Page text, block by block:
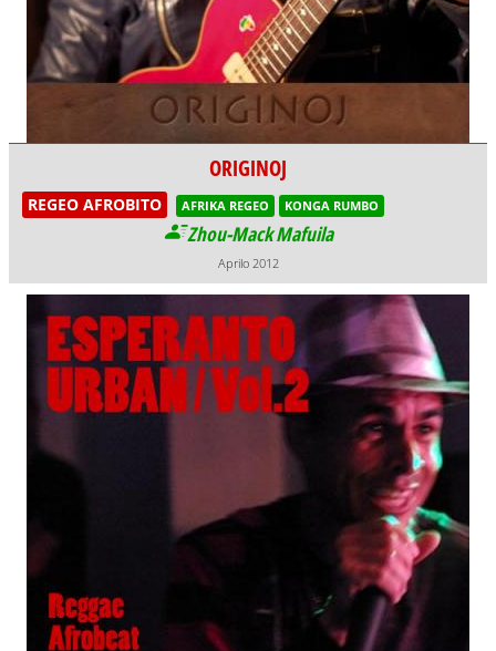
ORIGINOJ
REGEO AFROBITO AFRIKA REGEO KONGA RUMBO
Zhou-Mack Mafuila
Aprilo 2012